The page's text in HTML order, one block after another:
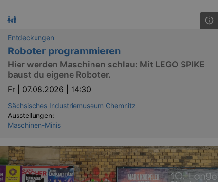
Entdeckungen
Roboter programmieren
Hier werden Maschinen schlau: Mit LEGO SPIKE
baust du eigene Roboter.
Fr | 07.08.2026 | 14:30
Sächsisches Industriemuseum Chemnitz
Ausstellungen:
Maschinen-Minis